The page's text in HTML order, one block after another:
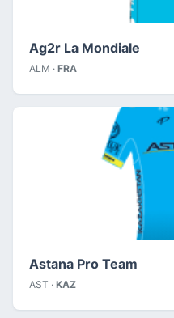
Ag2r La Mondiale
ALM · FRA
Astana Pro Team
AST · KAZ